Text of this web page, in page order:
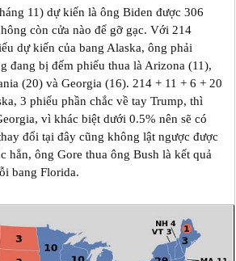
11) dự kiến là ông Biden được 306
còn cửa nào để gỡ gạc. Với 214
dự kiến của bang Alaska, ông phải
đang bị đếm phiếu thua là Arizona (11),
(20) và Georgia (16). 214 + 11 + 6 + 20
3 phiếu phần chắc về tay Trump, thì
vì khác biệt dưới 0.5% nên sẽ có
đổi tại đây cũng không lật ngược được
hẳn, ông Gore thua ông Bush là kết quả
bang Florida.